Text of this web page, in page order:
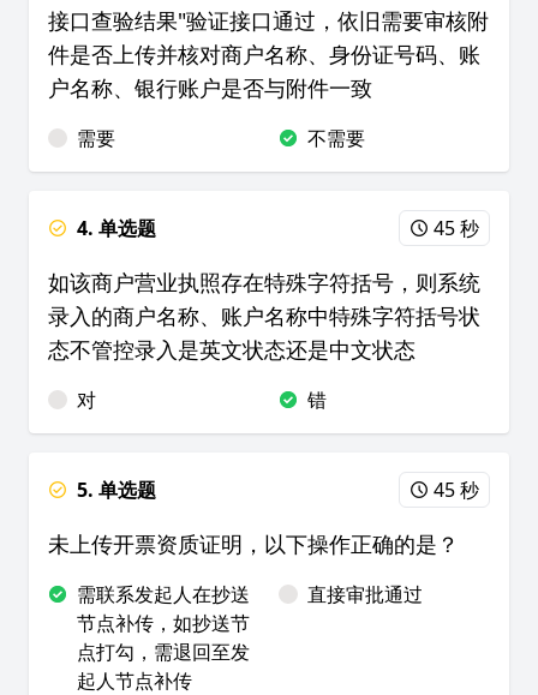
接口查验结果"验证接口通过，依旧需要审核附
件是否上传并核对商户名称、身份证号码、账
户名称、银行账户是否与附件一致
需要 不需要
4. 单选题 45 秒
如该商户营业执照存在特殊字符括号，则系统
录入的商户名称、账户名称中特殊字符括号状
态不管控录入是英文状态还是中文状态
对 错
5. 单选题 45 秒
未上传开票资质证明，以下操作正确的是？
需联系发起人在抄送
节点补传，如抄送节
点打勾，需退回至发
起人节点补传
直接审批通过